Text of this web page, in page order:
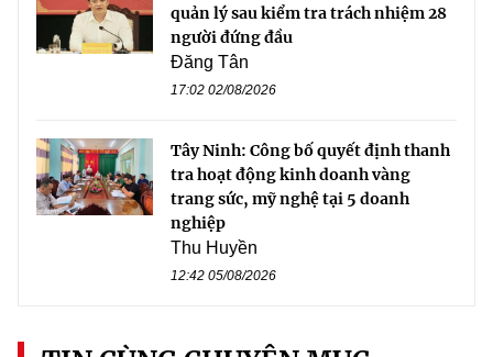
quản lý sau kiểm tra trách nhiệm 28
người đứng đầu
Đăng Tân
17:02 02/08/2026
Tây Ninh: Công bố quyết định thanh
tra hoạt động kinh doanh vàng
trang sức, mỹ nghệ tại 5 doanh
nghiệp
Thu Huyền
12:42 05/08/2026